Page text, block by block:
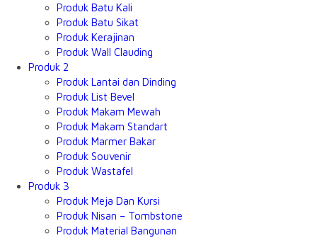
Produk Batu Kali
Produk Batu Sikat
Produk Kerajinan
Produk Wall Clauding
Produk 2
Produk Lantai dan Dinding
Produk List Bevel
Produk Makam Mewah
Produk Makam Standart
Produk Marmer Bakar
Produk Souvenir
Produk Wastafel
Produk 3
Produk Meja Dan Kursi
Produk Nisan – Tombstone
Produk Material Bangunan